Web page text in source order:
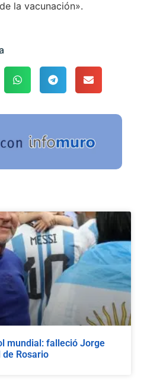
la vacunación».
mundial: falleció Jorge
de Rosario